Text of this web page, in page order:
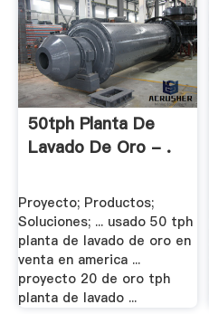
50tph Planta De
Lavado De Oro - .
Proyecto; Productos;
Soluciones; ... usado 50 tph
planta de lavado de oro en
venta en america ...
proyecto 20 de oro tph
planta de lavado ...